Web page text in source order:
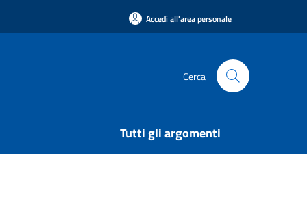
Accedi all'area personale
Cerca
Tutti gli argomenti